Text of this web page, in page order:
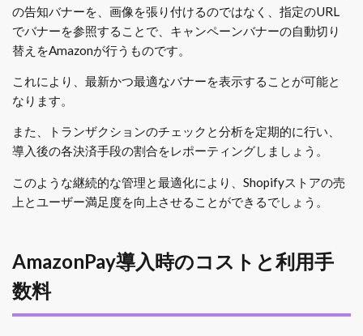
の告知バナーを、画像を張り付けるのではなく、指定のURL
でバナーを参照することで、キャンペーンバナーの自動切り
替えをAmazonが行うものです。
これにより、最新かつ最適なバナーを表示することが可能と
なります。
また、トランザクションのチェックと分析を定期的に行い、
導入後の各決済手段の割合をレポーティングしましょう。
このような継続的な管理と最適化により、Shopifyストアの売
上とユーザー満足度を向上させることができるでしょう。
AmazonPay導入時のコストと利用手
数料